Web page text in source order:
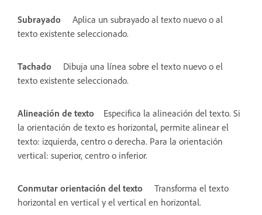
Subrayado
Aplica un subrayado al texto nuevo o al
texto existente seleccionado.
Tachado
Dibuja una línea sobre el texto nuevo o el
texto existente seleccionado.
Alineación de texto
Especifica la alineación del texto. Si
la orientación de texto es horizontal, permite alinear el
texto: izquierda, centro o derecha. Para la orientación
vertical: superior, centro o inferior.
Conmutar orientación del texto
Transforma el texto
horizontal en vertical y el vertical en horizontal.